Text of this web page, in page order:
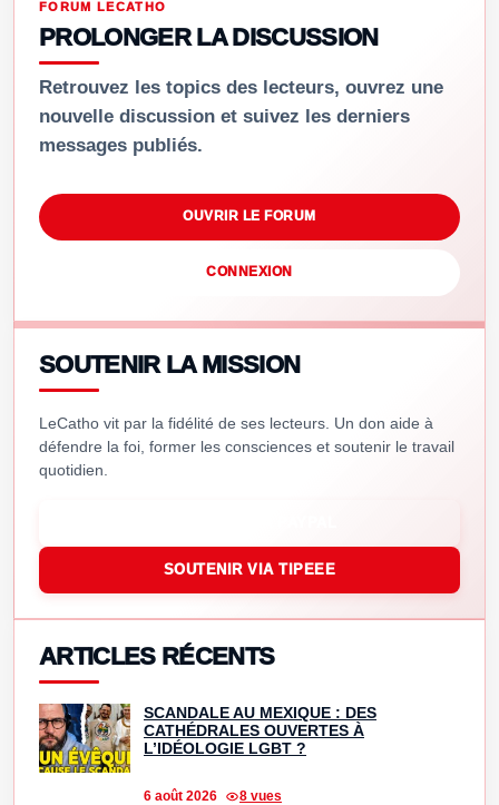
FORUM LECATHO
PROLONGER LA DISCUSSION
Retrouvez les topics des lecteurs, ouvrez une
nouvelle discussion et suivez les derniers
messages publiés.
OUVRIR LE FORUM
CONNEXION
SOUTENIR LA MISSION
LeCatho vit par la fidélité de ses lecteurs. Un don aide à
défendre la foi, former les consciences et soutenir le travail
quotidien.
SOUTENIR VIA TIPEEE
ARTICLES RÉCENTS
SCANDALE AU MEXIQUE : DES
CATHÉDRALES OUVERTES À
L’IDÉOLOGIE LGBT ?
6 août 2026 8 vues